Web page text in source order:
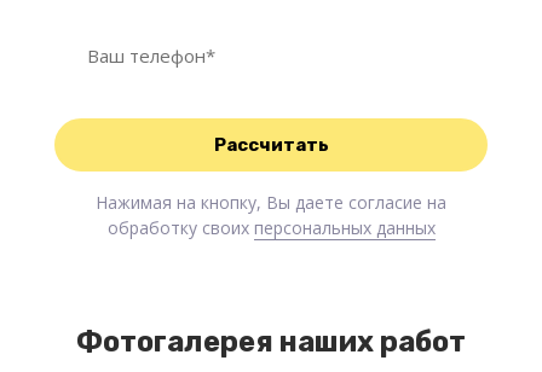
Нажимая на кнопку, Вы даете согласие на
обработку своих персональных данных
Фотогалерея наших работ